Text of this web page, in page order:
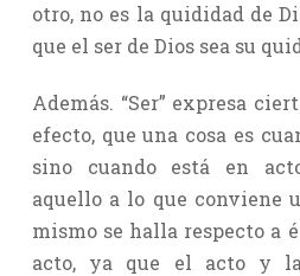
otro, no es la quididad de
que el ser de Dios sea su
Además. “Ser” expresa
efecto, que una cosa es
sino cuando está en
aquello a lo que conviene
mismo se halla respecto a
acto, ya que el acto y